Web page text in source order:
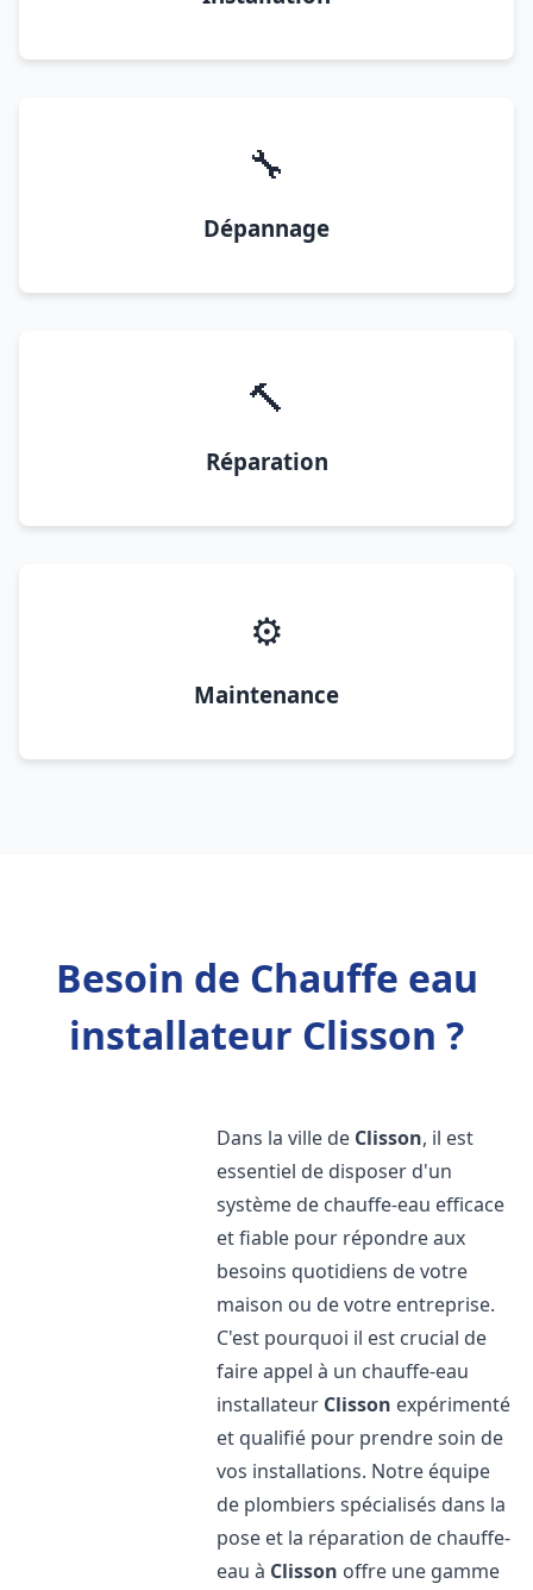
🔧
Dépannage
🔨
Réparation
⚙️
Maintenance
Besoin de Chauffe eau
installateur Clisson ?
Dans la ville de Clisson, il est
essentiel de disposer d'un
système de chauffe-eau efficace
et fiable pour répondre aux
besoins quotidiens de votre
maison ou de votre entreprise.
C'est pourquoi il est crucial de
faire appel à un chauffe-eau
installateur Clisson expérimenté
et qualifié pour prendre soin de
vos installations. Notre équipe
de plombiers spécialisés dans la
pose et la réparation de chauffe-
eau à Clisson offre une gamme